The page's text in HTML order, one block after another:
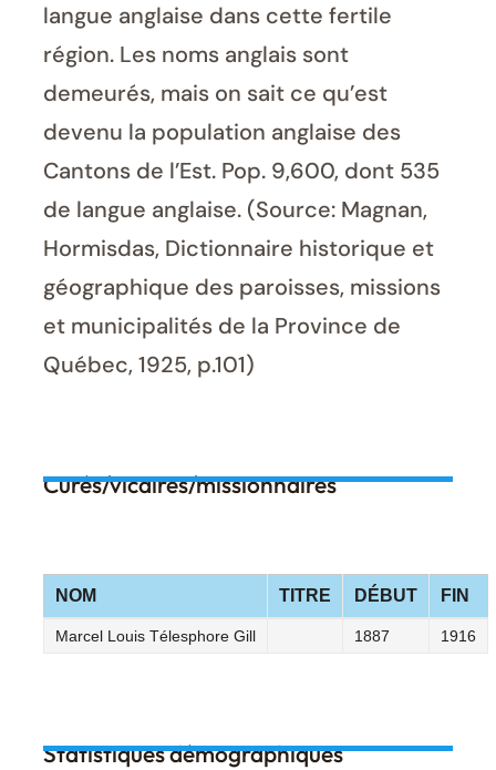
langue anglaise dans cette fertile
région. Les noms anglais sont
demeurés, mais on sait ce qu’est
devenu la population anglaise des
Cantons de l’Est. Pop. 9,600, dont 535
de langue anglaise. (Source: Magnan,
Hormisdas, Dictionnaire historique et
géographique des paroisses, missions
et municipalités de la Province de
Québec, 1925, p.101)
Curés/vicaires/missionnaires
NOM TITRE DÉBUT FIN
Marcel Louis Télesphore Gill 1887 1916
Statistiques démographiques